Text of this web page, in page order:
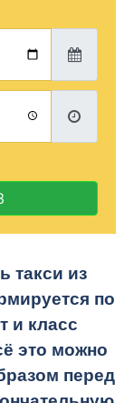
такси из
по
и класс
это можно
перед